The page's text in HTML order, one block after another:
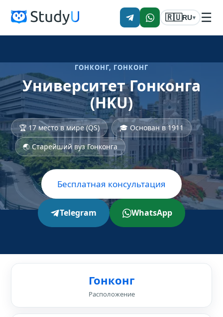
🇷🇺RU▾ ☰
ГОНКОНГ, ГОНКОНГ
Университет Гонконга
(HKU)
🏆 17 место в мире (QS)
🎓 Основан в 1911
🌏 Старейший вуз Гонконга
Бесплатная консультация
Telegram WhatsApp
Гонконг
Расположение